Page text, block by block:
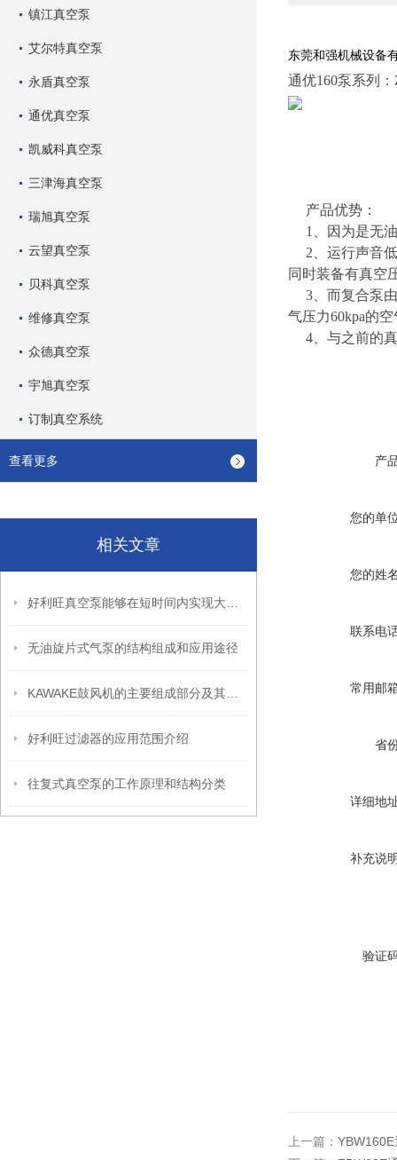
镇江真空泵
艾尔特真空泵
永盾真空泵
通优真空泵
凯威科真空泵
三津海真空泵
瑞旭真空泵
云望真空泵
贝科真空泵
维修真空泵
众德真空泵
宇旭真空泵
订制真空系统
查看更多
相关文章
无油旋片式气泵的结构组成和应用途径
好利旺过滤器的应用范围介绍
往复式真空泵的工作原理和结构分类
东莞和强机械设备
通优160泵系列
产品优势：
1、因为是无油
2、运行声音
同时装备有真空
3、而复合泵
气压力60kpa的
4、与之前的真
产
您的单
您的姓
联系电
常用邮
省
详细地
补充说
验证
上一篇：